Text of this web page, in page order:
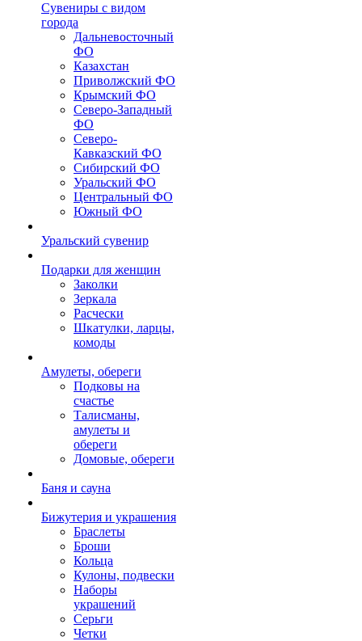
Сувениры с видом
города
Дальневосточный
ФО
Казахстан
Приволжский ФО
Крымский ФО
Северо-Западный
ФО
Северо-
Кавказский ФО
Сибирский ФО
Уральский ФО
Центральный ФО
Южный ФО
Уральский сувенир
Подарки для женщин
Заколки
Зеркала
Расчески
Шкатулки, ларцы,
комоды
Амулеты, обереги
Подковы на
счастье
Талисманы,
амулеты и
обереги
Домовые, обереги
Баня и сауна
Бижутерия и украшения
Браслеты
Броши
Кольца
Кулоны, подвески
Наборы
украшений
Серьги
Четки